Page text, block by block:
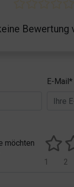
Bewertung
E-Mail*
möchten
2
1